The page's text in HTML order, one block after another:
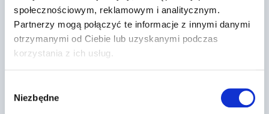
społecznościowym, reklamowym i analitycznym.
Partnerzy mogą połączyć te informacje z innymi danymi
otrzymanymi od Ciebie lub uzyskanymi podczas
korzystania z ich usług.
zgody
Niezbędne